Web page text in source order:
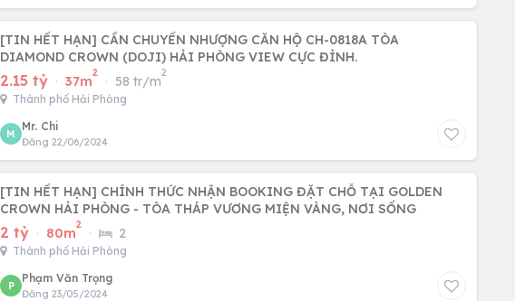
[TIN HẾT HẠN] CẦN CHUYỂN NHƯỢNG CĂN HỘ CH-0818A TÒA
DIAMOND CROWN (DOJI) HẢI PHÒNG VIEW CỰC ĐỈNH.
2.15 tỷ · 37m
2
· 58 tr/m
2
Thành phố Hải Phòng
M
Mr. Chi
Đăng 22/06/2024
[TIN HẾT HẠN] CHÍNH THỨC NHẬN BOOKING ĐẶT CHỖ TẠI GOLDEN
CROWN HẢI PHÒNG - TÒA THÁP VƯƠNG MIỆN VÀNG, NƠI SỐNG
2 tỷ · 80m
2
· 2
Thành phố Hải Phòng
P
Phạm Văn Trọng
Đăng 23/05/2024